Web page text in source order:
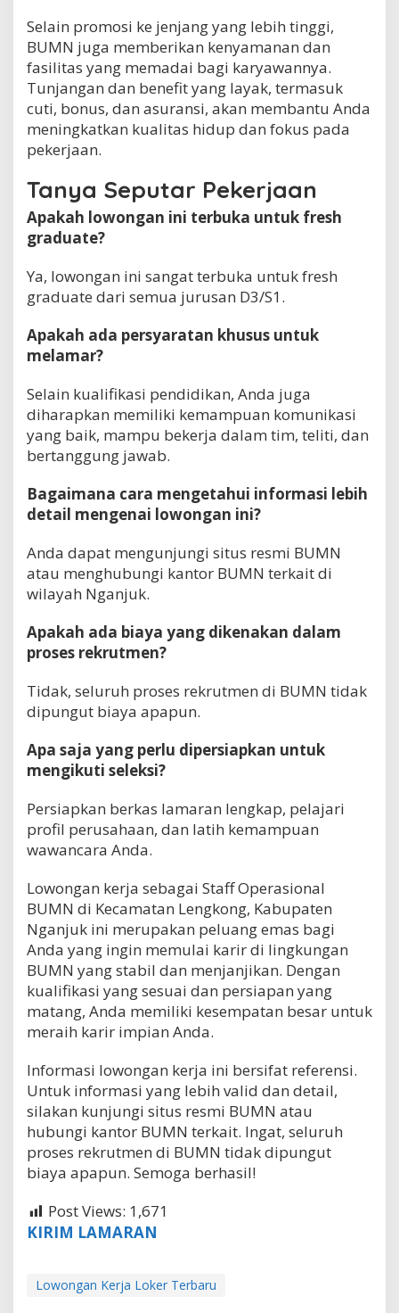
Selain promosi ke jenjang yang lebih tinggi,
BUMN juga memberikan kenyamanan dan
fasilitas yang memadai bagi karyawannya.
Tunjangan dan benefit yang layak, termasuk
cuti, bonus, dan asuransi, akan membantu Anda
meningkatkan kualitas hidup dan fokus pada
pekerjaan.
Tanya Seputar Pekerjaan
Apakah lowongan ini terbuka untuk fresh
graduate?
Ya, lowongan ini sangat terbuka untuk fresh
graduate dari semua jurusan D3/S1.
Apakah ada persyaratan khusus untuk
melamar?
Selain kualifikasi pendidikan, Anda juga
diharapkan memiliki kemampuan komunikasi
yang baik, mampu bekerja dalam tim, teliti, dan
bertanggung jawab.
Bagaimana cara mengetahui informasi lebih
detail mengenai lowongan ini?
Anda dapat mengunjungi situs resmi BUMN
atau menghubungi kantor BUMN terkait di
wilayah Nganjuk.
Apakah ada biaya yang dikenakan dalam
proses rekrutmen?
Tidak, seluruh proses rekrutmen di BUMN tidak
dipungut biaya apapun.
Apa saja yang perlu dipersiapkan untuk
mengikuti seleksi?
Persiapkan berkas lamaran lengkap, pelajari
profil perusahaan, dan latih kemampuan
wawancara Anda.
Lowongan kerja sebagai Staff Operasional
BUMN di Kecamatan Lengkong, Kabupaten
Nganjuk ini merupakan peluang emas bagi
Anda yang ingin memulai karir di lingkungan
BUMN yang stabil dan menjanjikan. Dengan
kualifikasi yang sesuai dan persiapan yang
matang, Anda memiliki kesempatan besar untuk
meraih karir impian Anda.
Informasi lowongan kerja ini bersifat referensi.
Untuk informasi yang lebih valid dan detail,
silakan kunjungi situs resmi BUMN atau
hubungi kantor BUMN terkait. Ingat, seluruh
proses rekrutmen di BUMN tidak dipungut
biaya apapun. Semoga berhasil!
Post Views: 1,671
KIRIM LAMARAN
Lowongan Kerja Loker Terbaru